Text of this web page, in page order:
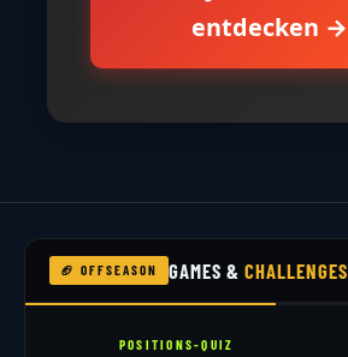
entdecken →
🏈 OFFSEASON GAMES &CHALLENGES
POSITIONS-QUIZ